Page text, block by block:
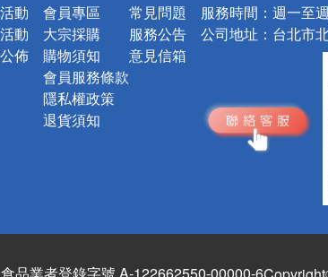
動
動
佈
會員專區
大宗採購
購物須知
會員服務條款
隱私權政策
退貨須知
常見問題
服務公告
意見信箱
服務時間： 週一至
公司地址： 台北市